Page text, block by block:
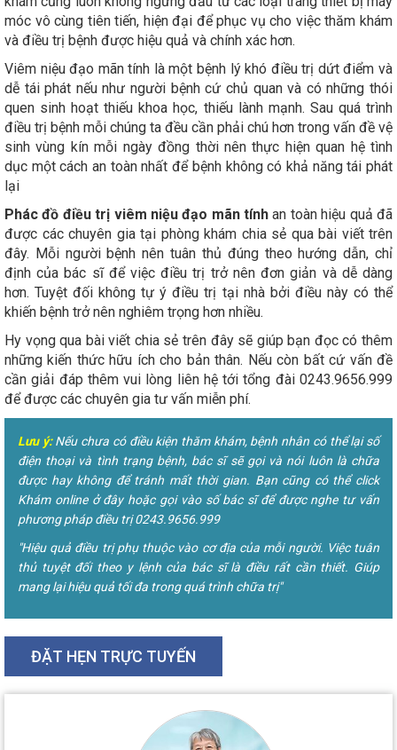
móc vô cùng tiên tiến, hiện đại để phục vụ cho việc thăm khám
và điều trị bệnh được hiệu quả và chính xác hơn.
Viêm niệu đạo mãn tính là một bệnh lý khó điều trị dứt điểm và
dễ tái phát nếu như người bệnh cứ chủ quan và có những thói
quen sinh hoạt thiếu khoa học, thiếu lành mạnh. Sau quá trình
điều trị bệnh mỗi chúng ta đều cần phải chú hơn trong vấn đề vệ
sinh vùng kín mỗi ngày đồng thời nên thực hiện quan hệ tình
dục một cách an toàn nhất để bệnh không có khả năng tái phát
lại
Phác đồ điều trị viêm niệu đạo mãn tính an toàn hiệu quả đã
được các chuyên gia tại phòng khám chia sẻ qua bài viết trên
đây. Mỗi người bệnh nên tuân thủ đúng theo hướng dẫn, chỉ
định của bác sĩ để việc điều trị trở nên đơn giản và dễ dàng
hơn. Tuyệt đối không tự ý điều trị tại nhà bởi điều này có thể
khiến bệnh trở nên nghiêm trọng hơn nhiều.
Hy vọng qua bài viết chia sẻ trên đây sẽ giúp bạn đọc có thêm
những kiến thức hữu ích cho bản thân. Nếu còn bất cứ vấn đề
cần giải đáp thêm vui lòng liên hệ tới tổng đài 0243.9656.999
để được các chuyên gia tư vấn miễn phí.
Lưu ý:Nếu chưa có điều kiện thăm khám, bệnh nhân có thể lại số
điện thoại và tình trạng bệnh, bác sĩ sẽ gọi và nói luôn là chữa
được hay không để tránh mất thời gian. Bạn cũng có thể click
Khám online ở đây hoặc gọi vào số bác sĩ để được nghe tư vấn
phương pháp điều trị 0243.9656.999
"Hiệu quả điều trị phụ thuộc vào cơ địa của mỗi người. Việc tuân
thủ tuyệt đối theo y lệnh của bác sĩ là điều rất cần thiết. Giúp
mang lại hiệu quả tối đa trong quá trình chữa trị"
ĐẶT HẸN TRỰC TUYẾN